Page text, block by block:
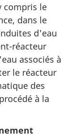
compris le
dans le
d'eau
réacteur
associés à
le réacteur
des
à la